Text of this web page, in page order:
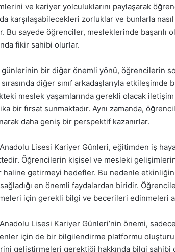
ve kariyer yolculuklarını paylaşarak
karşılaşabilecekleri zorluklar ve bunlarla
Bu sayede öğrenciler, mesleklerinde
fikir sahibi olurlar.
günlerinin bir diğer önemli yönü, öğrencilerin
diğer sınıf arkadaşlarıyla
meslek yaşamlarında gerekli olacak
bir fırsat sunmaktadır. Aynı zamanda,
daha geniş bir perspektif kazanırlar.
Anadolu Lisesi Kariyer Günleri, eğitimden iş
Öğrencilerin kişisel ve mesleki
haline getirmeyi hedefler. Bu nedenle
en önemli faydalardan biridir.
için gerekli bilgi ve becerileri edinmeleri
Lisesi Kariyer Günleri’nin önemi,
için de bir bilgilendirme platformu
geliştirmeleri gerektiği hakkında bilgi